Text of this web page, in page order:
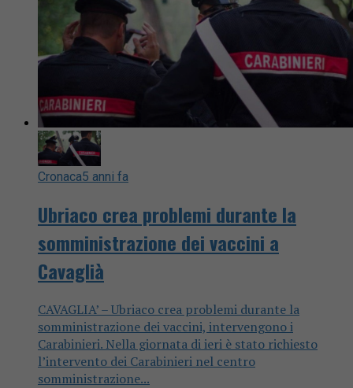
Cronaca5 anni fa
Ubriaco crea problemi durante la
somministrazione dei vaccini a
Cavaglià
CAVAGLIA’ – Ubriaco crea problemi durante la
somministrazione dei vaccini, intervengono i
Carabinieri. Nella giornata di ieri è stato richiesto
l’intervento dei Carabinieri nel centro
somministrazione...